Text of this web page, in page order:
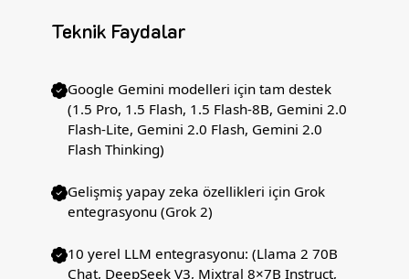
Teknik Faydalar
Google Gemini modelleri için tam destek
(1.5 Pro, 1.5 Flash, 1.5 Flash-8B, Gemini 2.0
Flash-Lite, Gemini 2.0 Flash, Gemini 2.0
Flash Thinking)
Gelişmiş yapay zeka özellikleri için Grok
entegrasyonu (Grok 2)
10 yerel LLM entegrasyonu: (Llama 2 70B
Chat, DeepSeek V3, Mixtral 8×7B Instruct,